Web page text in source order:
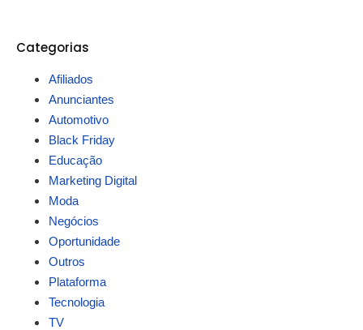
Categorias
Afiliados
Anunciantes
Automotivo
Black Friday
Educação
Marketing Digital
Moda
Negócios
Oportunidade
Outros
Plataforma
Tecnologia
TV